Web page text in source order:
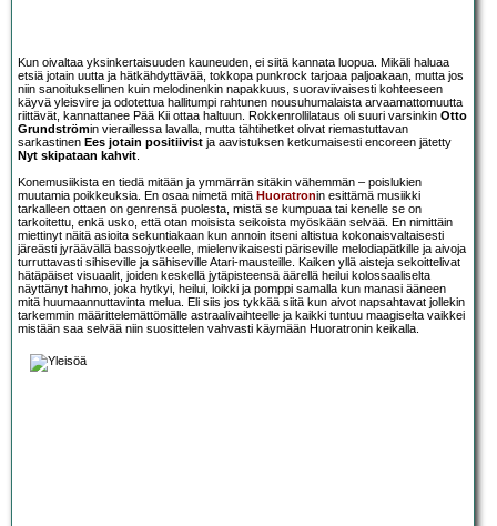
Kun oivaltaa yksinkertaisuuden kauneuden, ei siitä kannata luopua. Mikäli haluaa
etsiä jotain uutta ja hätkähdyttävää, tokkopa punkrock tarjoaa paljoakaan, mutta jos
niin sanoituksellinen kuin melodinenkin napakkuus, suoraviivaisesti kohteeseen
käyvä yleisvire ja odotettua hallitumpi rahtunen nousuhumalaista arvaamattomuutta
riittävät, kannattanee Pää Kii ottaa haltuun. Rokkenrollilataus oli suuri varsinkin Otto
Grundströmin vieraillessa lavalla, mutta tähtihetket olivat riemastuttavan
sarkastinen Ees jotain positiivist ja aavistuksen ketkumaisesti encoreen jätetty
Nyt skipataan kahvit.
Konemusiikista en tiedä mitään ja ymmärrän sitäkin vähemmän – poislukien
muutamia poikkeuksia. En osaa nimetä mitä Huoratronin esittämä musiikki
tarkalleen ottaen on genrensä puolesta, mistä se kumpuaa tai kenelle se on
tarkoitettu, enkä usko, että otan moisista seikoista myöskään selvää. En nimittäin
miettinyt näitä asioita sekuntiakaan kun annoin itseni altistua kokonaisvaltaisesti
järeästi jyräävällä bassojytkeelle, mielenvikaisesti päriseville melodiapätkille ja aivoja
turruttavasti sihiseville ja sähiseville Atari-mausteille. Kaiken yllä aisteja sekoittelivat
hätäpäiset visuaalit, joiden keskellä jytäpisteensä äärellä heilui kolossaaliselta
näyttänyt hahmo, joka hytkyi, heilui, loikki ja pomppi samalla kun manasi ääneen
mitä huumaannuttavinta melua. Eli siis jos tykkää siitä kun aivot napsahtavat jollekin
tarkemmin määrittelemättömälle astraalivaihteelle ja kaikki tuntuu maagiselta vaikkei
mistään saa selvää niin suosittelen vahvasti käymään Huoratronin keikalla.